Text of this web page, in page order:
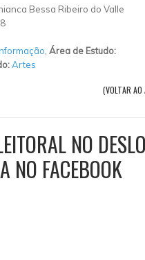
Bessa Ribeiro do Valle
Área de Estudo:
Artes
(VOLTAR
NO
NO FACEBOOK